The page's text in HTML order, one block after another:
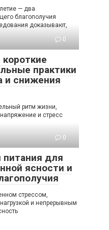
— два
благополучия
доказывают,
0
короткие
практики
и снижения
ритм жизни,
и стресс
0
питания для
ясности и
стрессом,
и непрерывным